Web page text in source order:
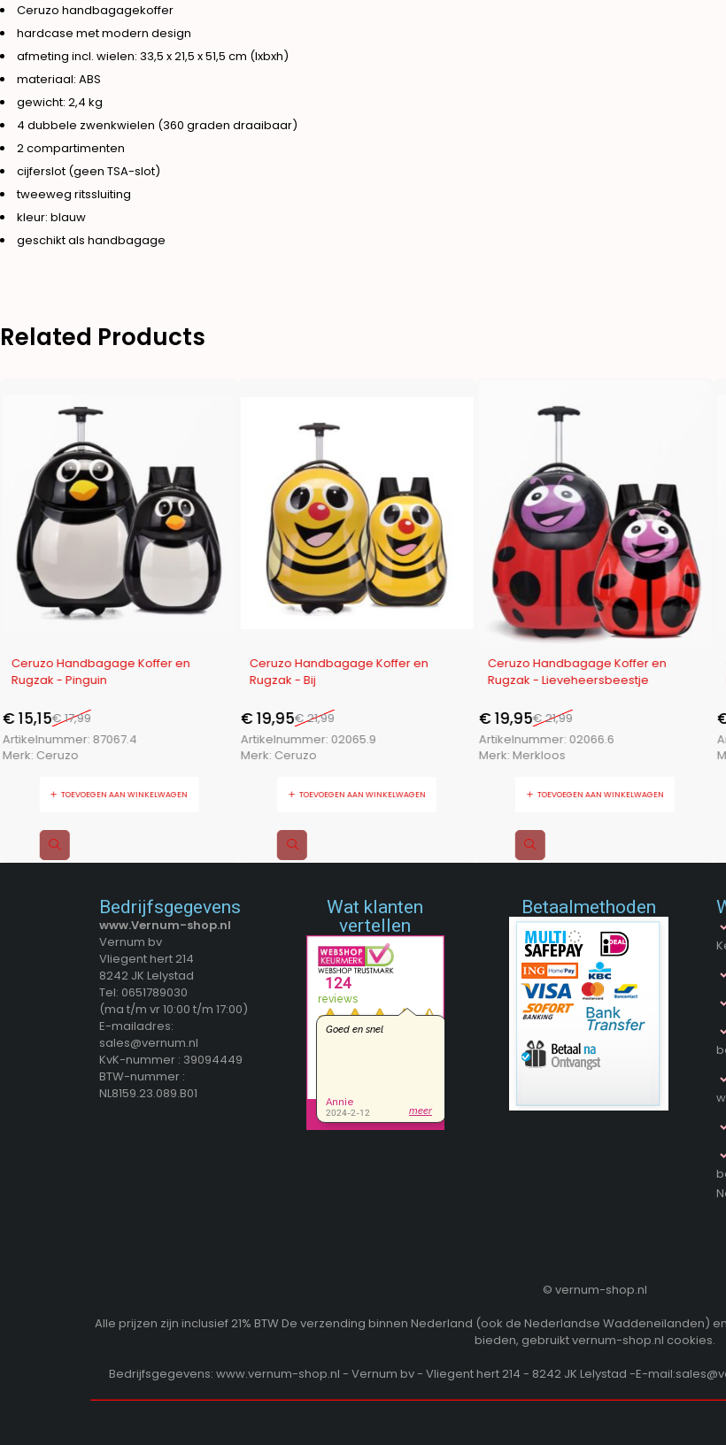
Ceruzo handbagagekoffer
hardcase met modern design
afmeting incl. wielen: 33,5 x 21,5 x 51,5 cm (lxbxh)
materiaal: ABS
gewicht: 2,4 kg
4 dubbele zwenkwielen (360 graden draaibaar)
2 compartimenten
cijferslot (geen TSA-slot)
tweeweg ritssluiting
kleur: blauw
geschikt als handbagage
Related Products
-16%
Ceruzo Handbagage Koffer en
Rugzak - Pinguin
€17,99
€15,15
Artikelnummer: 87067.4
Merk: Ceruzo
TOEVOEGEN AAN WINKELWAGEN
-9%
Ceruzo Handbagage Koffer en
Rugzak - Bij
€21,99
€19,95
Artikelnummer: 02065.9
Merk: Ceruzo
TOEVOEGEN AAN WINKELWAGEN
-9%
Ceruzo Handbagage Koffer en
Rugzak - Lieveheersbeestje
€21,99
€19,95
Artikelnummer: 02066.6
Merk: Merkloos
TOEVOEGEN AAN WINKELWAGEN
Bedrijfsgegevens
www.Vernum-shop.nl
Vernum bv
Vliegent hert 214
8242 JK Lelystad
Tel: 0651789030
(ma t/m vr 10:00 t/m 17:00)
E-mailadres:
sales@vernum.nl
KvK-nummer : 39094449
BTW-nummer :
NL8159.23.089.B01
Wat klanten
vertellen
Betaalmethoden
© vernum-shop.nl
Alle prijzen zijn inclusief 21% BTW De verzending binnen Nederland (ook de Nederlandse Waddeneilanden)
bieden, gebruikt vernum-shop.nl cookies.
Bedrijfsgegevens: www.vernum-shop.nl - Vernum bv - Vliegent hert 214 - 8242 JK Lelystad -E-